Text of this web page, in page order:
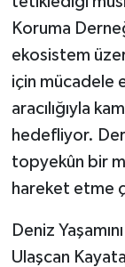
Koruma
ekosistem
için mücadele
aracılığıyla
hedefliyor.
topyekûn bir
hareket etme
Deniz
Ulaşcan